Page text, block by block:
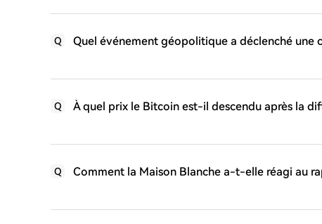
Q Quel événement géopolitique a déclenché une
Q À quel prix le Bitcoin est-il descendu après la
Q Comment la Maison Blanche a-t-elle réagi au